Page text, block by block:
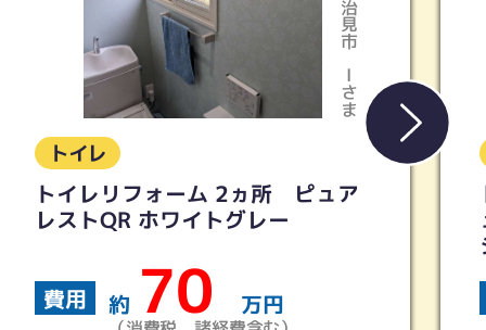
Kさま
トイレ
トイレリフォーム 【TOTO】ピ
ュアレストQR ウォシュレットS
費用
約 40 万円